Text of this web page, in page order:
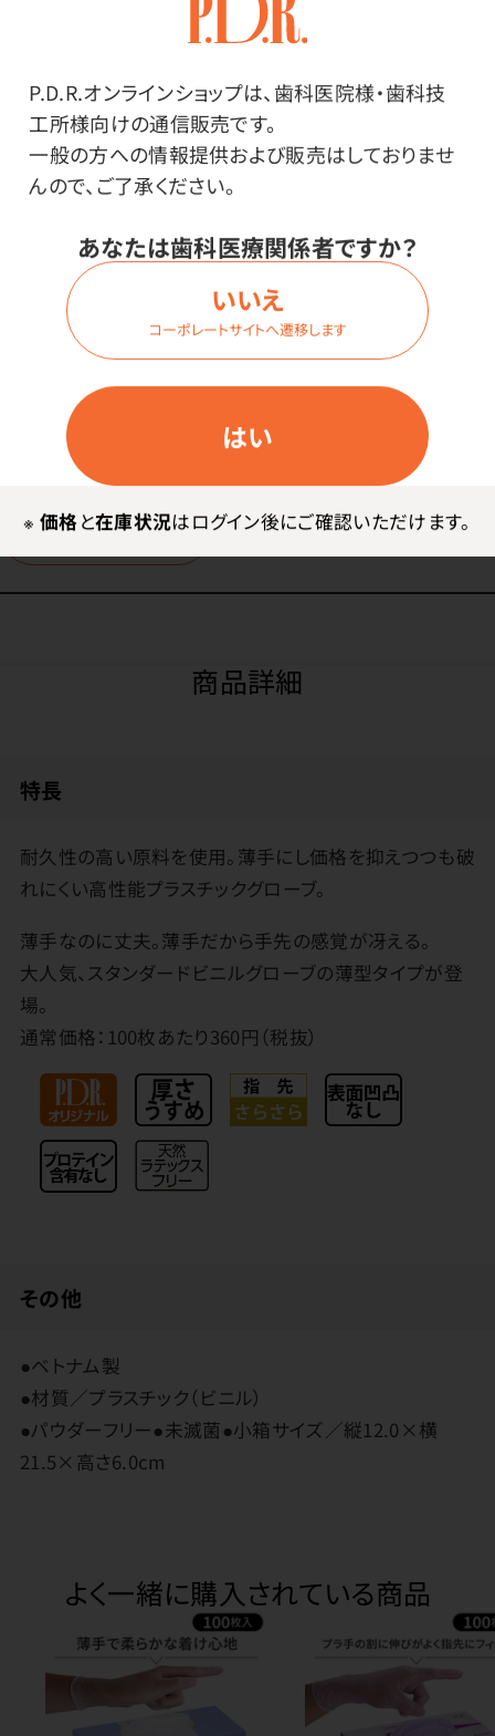
P.D.R.オンラインショップは、歯科医院様・歯科技
工所様向けの通信販売です。
一般の方への情報提供および販売はしておりませ
んので、ご了承ください。
あなたは歯科医療関係者ですか？
はい
いいえ
コーポレートサイトへ遷移します
※ 価格と在庫状況はログイン後にご確認いただけます。
ログイン
商品番号：
内容量：
サイズ：
Lサイズ
価格はログイン後表示
ログイン
商品詳細
特長
耐久性の高い原料を使用。薄手にし価格を抑えつつも破
れにくい高性能プラスチックグローブ。
薄手なのに丈夫。薄手だから手先の感覚が冴える。
大人気、スタンダードビニルグローブの薄型タイプが登
場。
通常価格：100枚あたり360円（税抜）
その他
●ベトナム製
●材質／プラスチック（ビニル）
●パウダーフリー●未滅菌●小箱サイズ／縦12.0×横
21.5×高さ6.0cm
よく一緒に購入されている商品